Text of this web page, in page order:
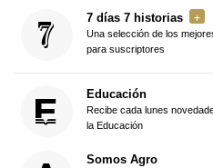
7 días 7 historias
Una selección de los
para suscriptores
Educación
Recibe cada lunes
la Educación
Somos Agro